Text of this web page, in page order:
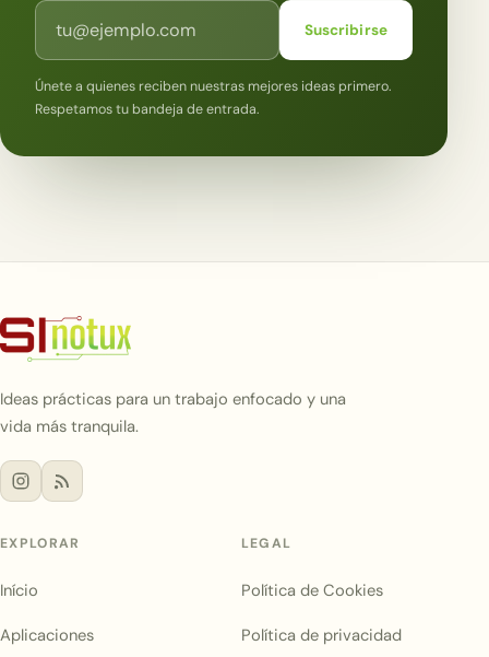
Correo electrónico
Suscribirse
Únete a quienes reciben nuestras mejores ideas primero.
Respetamos tu bandeja de entrada.
Ideas prácticas para un trabajo enfocado y una
vida más tranquila.
EXPLORAR
Início
Aplicaciones
LEGAL
Política de Cookies
Política de privacidad